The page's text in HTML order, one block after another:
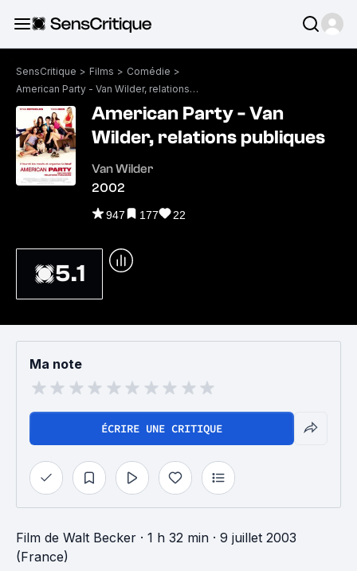
SensCritique > Films > Comédie >
American Party - Van Wilder, relations publiques
American Party - Van
Wilder, relations publiques
Van Wilder
2002
947 177 22
5.1
Ma note
ÉCRIRE UNE CRITIQUE
Film de Walt Becker · 1 h 32 min · 9 juillet 2003
(France)